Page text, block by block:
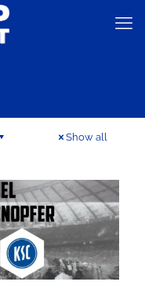
Show all